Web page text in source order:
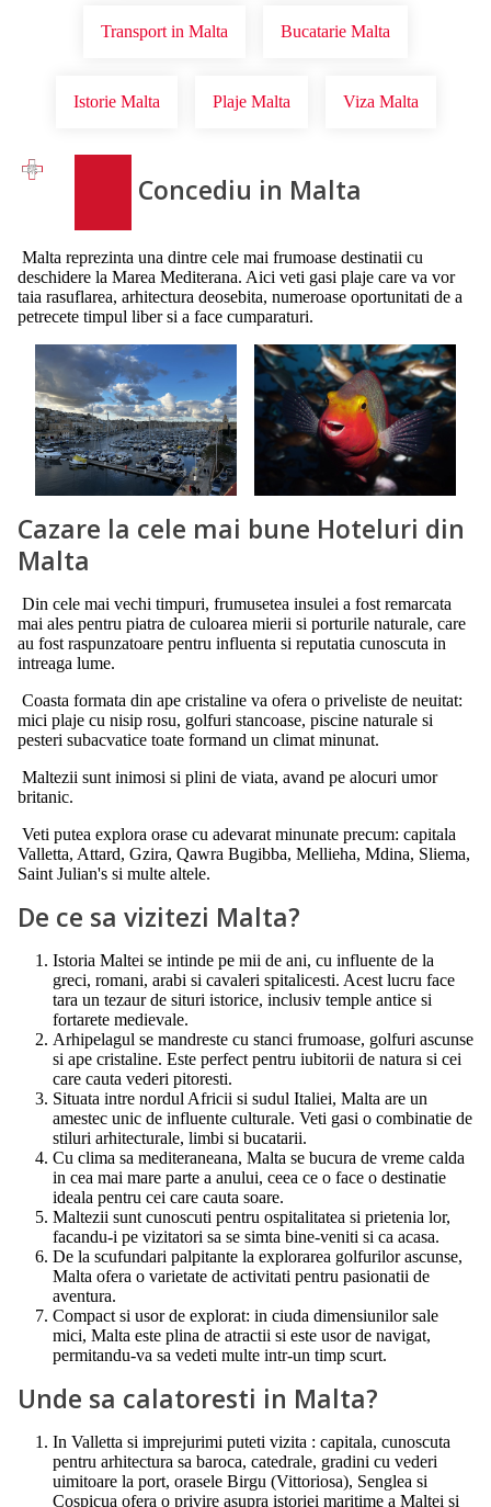
Transport in Malta Bucatarie Malta
Istorie Malta Plaje Malta Viza Malta
Concediu in Malta
Malta reprezinta una dintre cele mai frumoase destinatii cu
deschidere la Marea Mediterana. Aici veti gasi plaje care va vor
taia rasuflarea, arhitectura deosebita, numeroase oportunitati de a
petrecete timpul liber si a face cumparaturi.
Cazare la cele mai bune Hoteluri din
Malta
Din cele mai vechi timpuri, frumusetea insulei a fost remarcata
mai ales pentru piatra de culoarea mierii si porturile naturale, care
au fost raspunzatoare pentru influenta si reputatia cunoscuta in
intreaga lume.
Coasta formata din ape cristaline va ofera o priveliste de neuitat:
mici plaje cu nisip rosu, golfuri stancoase, piscine naturale si
pesteri subacvatice toate formand un climat minunat.
Maltezii sunt inimosi si plini de viata, avand pe alocuri umor
britanic.
Veti putea explora orase cu adevarat minunate precum: capitala
Valletta, Attard, Gzira, Qawra Bugibba, Mellieha, Mdina, Sliema,
Saint Julian's si multe altele.
De ce sa vizitezi Malta?
Istoria Maltei se intinde pe mii de ani, cu influente de la
greci, romani, arabi si cavaleri spitalicesti. Acest lucru face
tara un tezaur de situri istorice, inclusiv temple antice si
fortarete medievale.
Arhipelagul se mandreste cu stanci frumoase, golfuri ascunse
si ape cristaline. Este perfect pentru iubitorii de natura si cei
care cauta vederi pitoresti.
Situata intre nordul Africii si sudul Italiei, Malta are un
amestec unic de influente culturale. Veti gasi o combinatie de
stiluri arhitecturale, limbi si bucatarii.
Cu clima sa mediteraneana, Malta se bucura de vreme calda
in cea mai mare parte a anului, ceea ce o face o destinatie
ideala pentru cei care cauta soare.
Maltezii sunt cunoscuti pentru ospitalitatea si prietenia lor,
facandu-i pe vizitatori sa se simta bine-veniti si ca acasa.
De la scufundari palpitante la explorarea golfurilor ascunse,
Malta ofera o varietate de activitati pentru pasionatii de
aventura.
Compact si usor de explorat: in ciuda dimensiunilor sale
mici, Malta este plina de atractii si este usor de navigat,
permitandu-va sa vedeti multe intr-un timp scurt.
Unde sa calatoresti in Malta?
In Valletta si imprejurimi puteti vizita : capitala, cunoscuta
pentru arhitectura sa baroca, catedrale, gradini cu vederi
uimitoare la port, orasele Birgu (Vittoriosa), Senglea si
Cospicua ofera o privire asupra istoriei maritime a Maltei si